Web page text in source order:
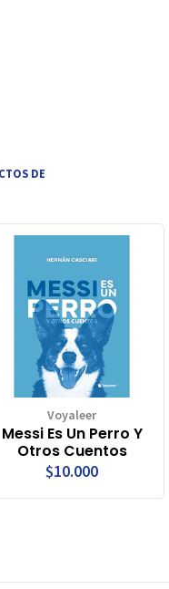
DE
Voyaleer
Messi Es Un Perro Y
Otros Cuentos
$10.000